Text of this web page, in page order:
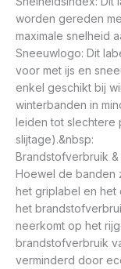
worden gereden
maximale snelheid
Sneeuwlogo: Dit
voor met ijs en
enkel geschikt bij
winterbanden in
leiden tot slechtere
slijtage).&nbsp:
Brandstofverbruik
Hoewel de banden
het griplabel en het
het
neerkomt op het
brandstofverbruik
verminderd door